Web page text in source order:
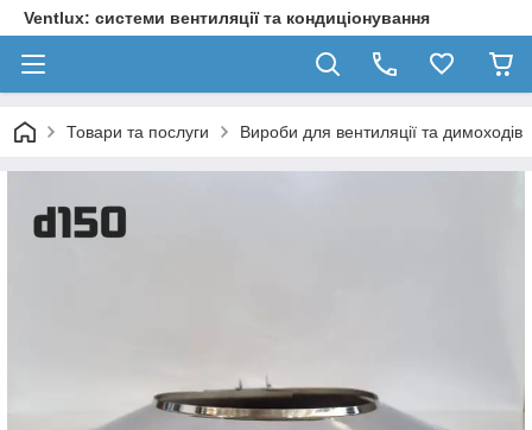
Ventlux: системи вентиляції та кондиціонування
Товари та послуги Вироби для вентиляції та димоходів